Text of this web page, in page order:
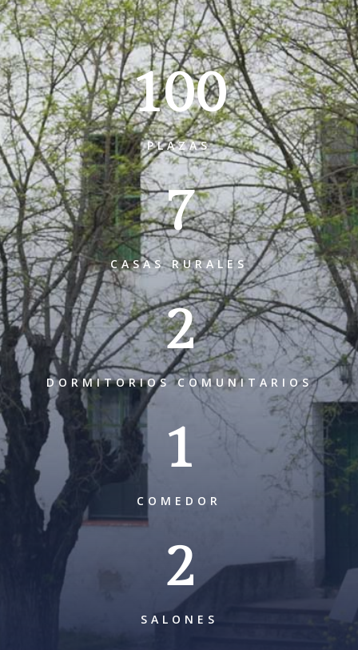
100
PLAZAS
7
CASAS RURALES
2
DORMITORIOS COMUNITARIOS
1
COMEDOR
2
SALONES